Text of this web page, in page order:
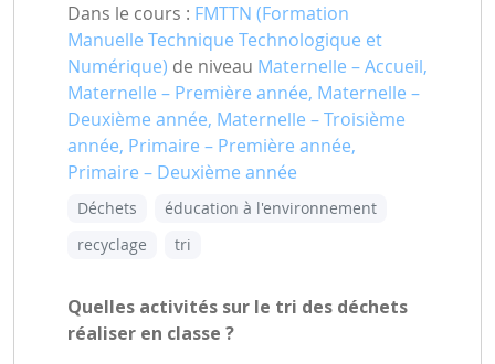
Dans le cours : FMTTN (Formation
Manuelle Technique Technologique et
Numérique) de niveau Maternelle – Accueil,
Maternelle – Première année, Maternelle –
Deuxième année, Maternelle – Troisième
année, Primaire – Première année,
Primaire – Deuxième année
Déchets
éducation à l'environnement
recyclage
tri
Quelles activités sur le tri des déchets
réaliser en classe ?